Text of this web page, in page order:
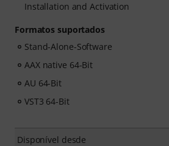
Installation and Activation
Formatos suportados
Stand-Alone-Software
AAX native 64-Bit
AU 64-Bit
VST3 64-Bit
Disponível desde